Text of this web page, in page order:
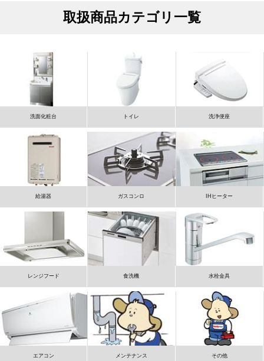
取扱商品カテゴリ一覧
洗面化粧台 トイレ 洗浄便座
給湯器 ガスコンロ IHヒーター
レンジフード 食洗機 水栓金具
エアコン メンテナンス その他